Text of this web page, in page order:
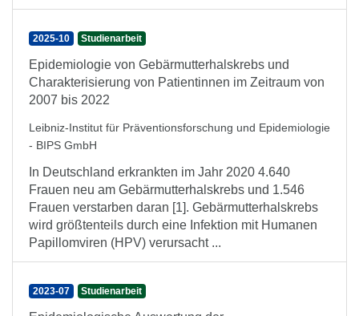
2025-10 Studienarbeit
Epidemiologie von Gebärmutterhalskrebs und
Charakterisierung von Patientinnen im Zeitraum von
2007 bis 2022
Leibniz-Institut für Präventionsforschung und Epidemiologie
- BIPS GmbH
In Deutschland erkrankten im Jahr 2020 4.640
Frauen neu am Gebärmutterhalskrebs und 1.546
Frauen verstarben daran [1]. Gebärmutterhalskrebs
wird größtenteils durch eine Infektion mit Humanen
Papillomviren (HPV) verursacht ...
2023-07 Studienarbeit